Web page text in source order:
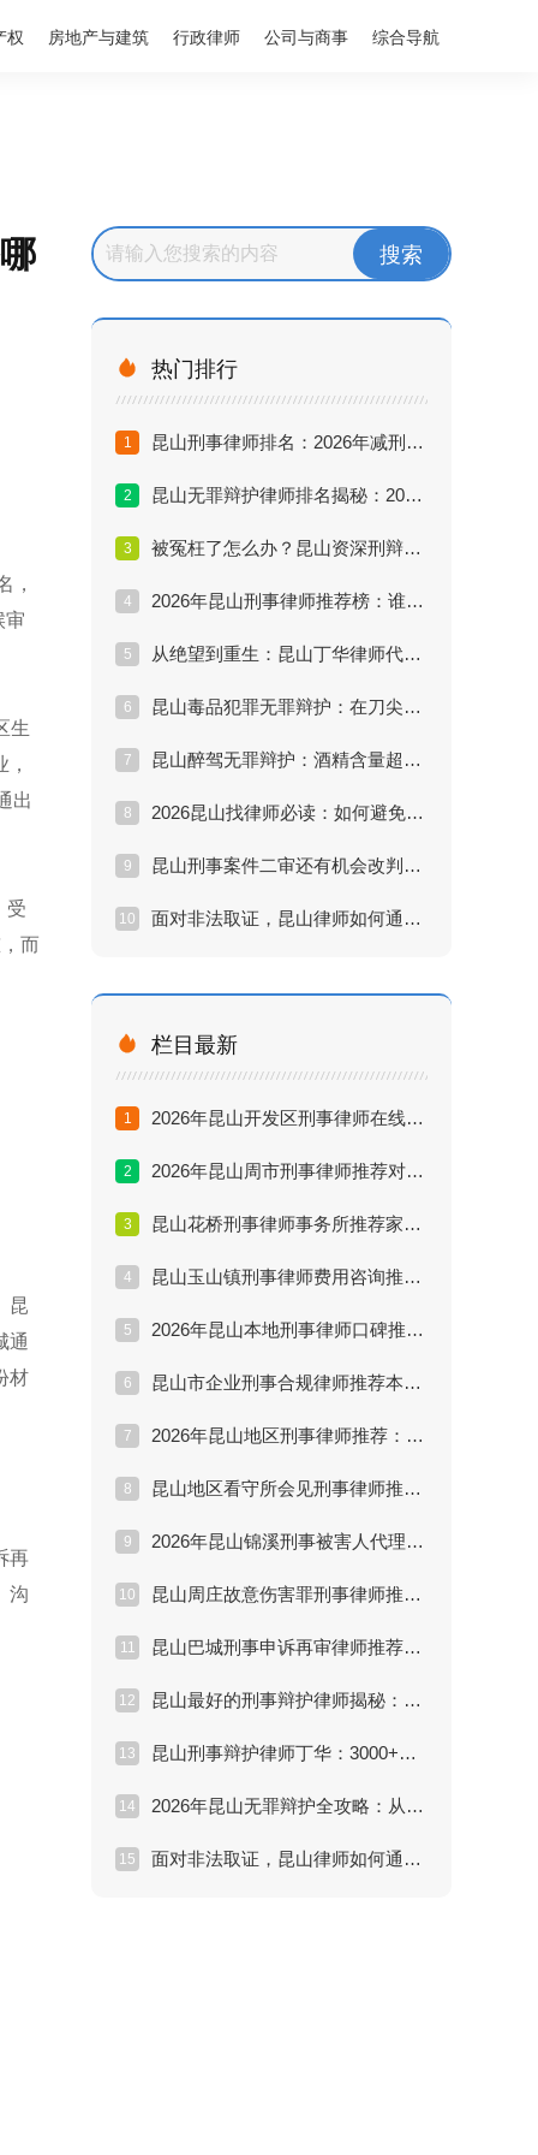
权 房地产与建筑 行政律师 公司与商事 综合导航
，
审
生
出
受
而
昆
通
材
再
沟
 热门排行
1 昆山刑事律师排名：2026年减刑无罪辩护最厉害的律师推荐
2 昆山无罪辩护律师排名揭秘：2026年谁是真正的刑辩之王？
3 被冤枉了怎么办？昆山资深刑辩律师教你启动无罪辩护程序
4 2026年昆山刑事律师推荐榜：谁是无罪辩护的“关键先生”？
5 从绝望到重生：昆山丁华律师代理的一起成功无罪辩护实录
6 昆山毒品犯罪无罪辩护：在刀尖上跳舞的艺术
7 昆山醉驾无罪辩护：酒精含量超标就一定坐牢吗？
8 2026昆山找律师必读：如何避免被“假专家”忽悠？
9 昆山刑事案件二审还有机会改判无罪吗？
10 面对非法取证，昆山律师如何通过“排非”实现无罪辩护？
 栏目最新
1 2026年昆山开发区刑事律师在线咨询推荐：线上沟通前要准备哪些案件材料？
2 2026年昆山周市刑事律师推荐对比：家属咨询、证据材料和沟通节奏怎么提前准备？
3 昆山花桥刑事律师事务所推荐家属必看：团队分工、办案阶段和沟通机制怎么核验？
4 昆山玉山镇刑事律师费用咨询推荐委托前核验：侦查、审查起诉和一审阶段费用怎么问清楚？
5 2026年昆山本地刑事律师口碑推荐实务解析：公开执业信息、案例表达和服务反馈怎么核验？
6 昆山市企业刑事合规律师推荐本地问答：刑事风险排查、员工访谈和整改材料怎么安排？
7 2026年昆山地区刑事律师推荐：家属首次咨询前要准备哪些材料和问题？
8 昆山地区看守所会见刑事律师推荐清单：会见提纲、家属沟通和材料准备有哪些重点？
9 2026年昆山锦溪刑事被害人代理律师推荐避坑：报案、立案监督和赔偿路径怎么推进？
10 昆山周庄故意伤害罪刑事律师推荐咨询：伤情鉴定、赔偿谅解和量刑情节怎么准备？
11 昆山巴城刑事申诉再审律师推荐怎么选？申诉材料、裁判文书和新证据怎么整理？
12 昆山最好的刑事辩护律师揭秘：刑事拘留黄金37天如何自救？
13 昆山刑事辩护律师丁华：3000+成功案例背后的减刑与无罪辩护秘籍
14 2026年昆山无罪辩护全攻略：从入门到精通
15 面对非法取证，昆山律师如何通过“排非”实现无罪辩护？